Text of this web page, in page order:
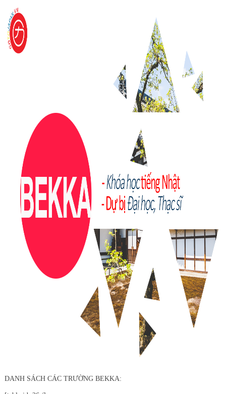
DANH SÁCH CÁC TRƯỜNG BEKKA: